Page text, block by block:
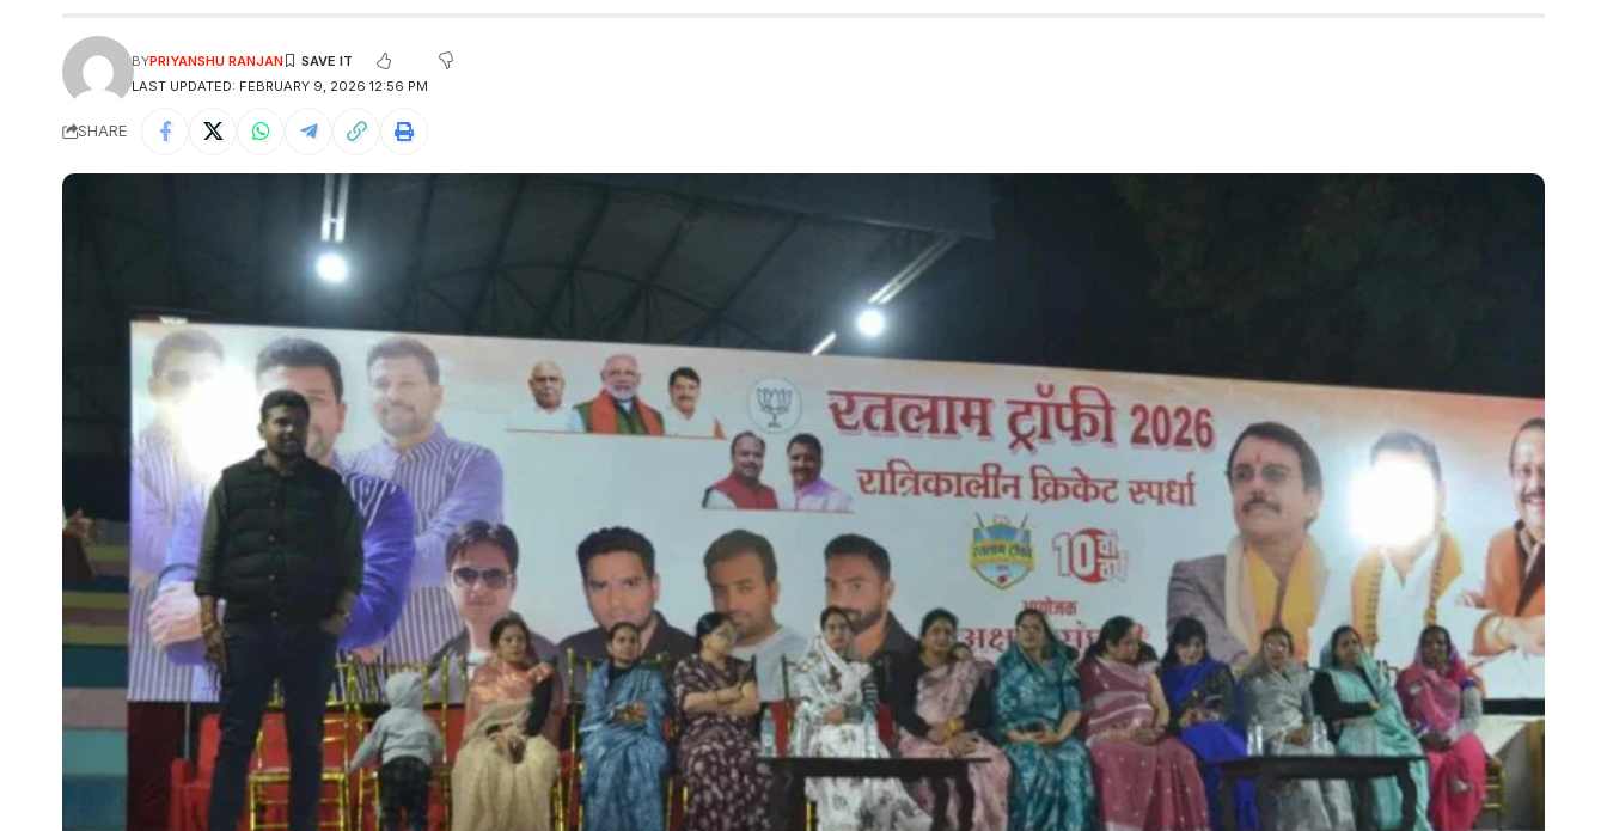
LAST UPDATED: FEBRUARY 9, 2026 12:56 PM
BYPRIYANSHU RANJAN
SHARE